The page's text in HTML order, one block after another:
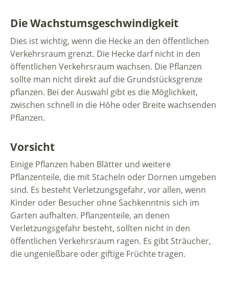
Die Wachstumsgeschwindigkeit
Dies ist wichtig, wenn die Hecke an den öffentlichen
Verkehrsraum grenzt. Die Hecke darf nicht in den
öffentlichen Verkehrsraum wachsen. Die Pflanzen
sollte man nicht direkt auf die Grundstücksgrenze
pflanzen. Bei der Auswahl gibt es die Möglichkeit,
zwischen schnell in die Höhe oder Breite wachsenden
Pflanzen.
Vorsicht
Einige Pflanzen haben Blätter und weitere
Pflanzenteile, die mit Stacheln oder Dornen umgeben
sind. Es besteht Verletzungsgefahr, vor allen, wenn
Kinder oder Besucher ohne Sachkenntnis sich im
Garten aufhalten. Pflanzenteile, an denen
Verletzungsgefahr besteht, sollten nicht in den
öffentlichen Verkehrsraum ragen. Es gibt Sträucher,
die ungenießbare oder giftige Früchte tragen.